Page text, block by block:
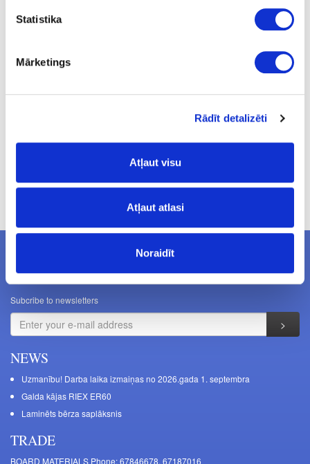
Statistika
Mārketings
Rādīt detalizēti
Atļaut visu
Atļaut atlasi
Noraidīt
Polishing pad PT-STF D150 FX
26.25
Prices excluding VAT. The indicated prices may be changed
NEWSLETTERS
Subcribe to newsletters
NEWS
Uzmanību! Darba laika izmaiņas no 2026.gada 1. septembra
Galda kājas RIEX ER60
Laminēts bērza saplāksnis
TRADE
BOARD MATERIALS Phone: 67846678, 67187016